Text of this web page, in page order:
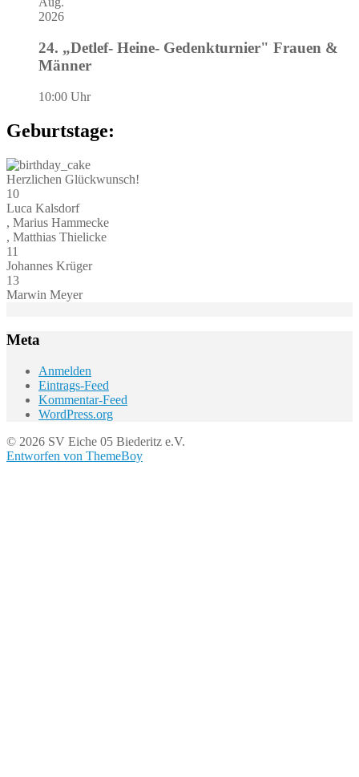
2026
24. „Detlef- Heine- Gedenkturnier" Frauen &
Männer
10:00 Uhr
Geburtstage:
Herzlichen Glückwunsch!
10
Luca Kalsdorf
, Marius Hammecke
, Matthias Thielicke
11
Johannes Krüger
13
Marwin Meyer
Meta
Anmelden
Eintrags-Feed
Kommentar-Feed
WordPress.org
© 2026 SV Eiche 05 Biederitz e.V.
Entworfen von ThemeBoy